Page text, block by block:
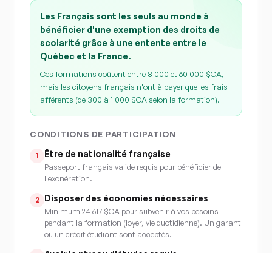
Les Français sont les seuls au monde à
bénéficier d'une exemption des droits de
scolarité grâce à une entente entre le
Québec et la France.
Ces formations coûtent entre 8 000 et 60 000 $CA,
mais les citoyens français n'ont à payer que les frais
afférents (de 300 à 1 000 $CA selon la formation).
CONDITIONS DE PARTICIPATION
1 Être de nationalité française
Passeport français valide requis pour bénéficier de
l'exonération.
2 Disposer des économies nécessaires
Minimum 24 617 $CA pour subvenir à vos besoins
pendant la formation (loyer, vie quotidienne). Un garant
ou un crédit étudiant sont acceptés.